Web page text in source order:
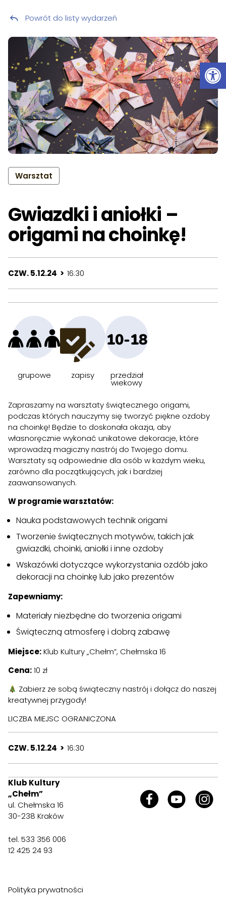
Przeskocz do treści
Warsztat
Gwiazdki i aniołki –
origami na choinkę!
CZW. 5.12.24 > 16:30
grupowe zapisy
10-18
przedział
wiekowy
Powrót do listy wydarzeń
Zapraszamy na warsztaty świątecznego origami,
podczas których nauczymy się tworzyć piękne ozdoby
na choinkę! Będzie to doskonała okazja, aby
własnoręcznie wykonać unikatowe dekoracje, które
wprowadzą magiczny nastrój do Twojego domu.
Warsztaty są odpowiednie dla osób w każdym wieku,
zarówno dla początkujących, jak i bardziej
zaawansowanych.
W programie warsztatów:
Nauka podstawowych technik origami
Tworzenie świątecznych motywów, takich jak
gwiazdki, choinki, aniołki i inne ozdoby
Wskazówki dotyczące wykorzystania ozdób jako
dekoracji na choinkę lub jako prezentów
Zapewniamy:
Materiały niezbędne do tworzenia origami
Świąteczną atmosferę i dobrą zabawę
Miejsce:Klub Kultury „Chełm”, Chełmska 16
Cena:10 zł
Zabierz ze sobą świąteczny nastrój i dołącz do naszej
kreatywnej przygody!
LICZBA MIEJSC OGRANICZONA
CZW. 5.12.24 > 16:30
Klub Kultury
„Chełm”
ul. Chełmska 16
30-238 Kraków
tel. 533 356 006
12 425 24 93
Polityka prywatności